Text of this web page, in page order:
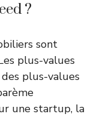
?
sont
plus-values
plus-values
une startup, la